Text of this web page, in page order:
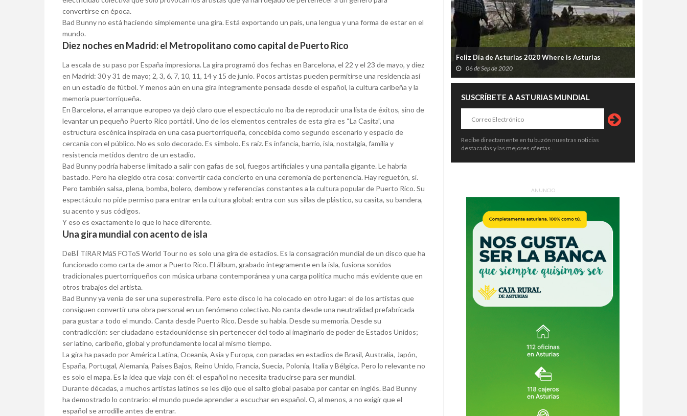
convertirse en época.
Bad Bunny no está haciendo simplemente una gira. Está exportando un país, una lengua y una forma de estar en el
mundo.
Diez noches en Madrid: el Metropolitano como capital de Puerto Rico
La escala de su paso por España impresiona. La gira programó dos fechas en Barcelona, el 22 y el 23 de mayo, y diez
en Madrid: 30 y 31 de mayo; 2, 3, 6, 7, 10, 11, 14 y 15 de junio. Pocos artistas pueden permitirse una residencia así
en un estadio de fútbol. Y menos aún en una gira íntegramente pensada desde el español, la cultura caribeña y la
memoria puertorriqueña.
En Barcelona, el arranque europeo ya dejó claro que el espectáculo no iba de reproducir una lista de éxitos, sino de
levantar un pequeño Puerto Rico portátil. Uno de los elementos centrales de esta gira es “La Casita”, una
estructura escénica inspirada en una casa puertorriqueña, concebida como segundo escenario y espacio de
cercanía con el público. No es solo decorado. Es símbolo. Es raíz. Es infancia, barrio, isla, nostalgia, familia y
resistencia metidos dentro de un estadio.
Bad Bunny podría haberse limitado a salir con gafas de sol, fuegos artificiales y una pantalla gigante. Le habría
bastado. Pero ha elegido otra cosa: convertir cada concierto en una ceremonia de pertenencia. Hay reguetón, sí.
Pero también salsa, plena, bomba, bolero, dembow y referencias constantes a la cultura popular de Puerto Rico. Su
espectáculo no pide permiso para entrar en la cultura global: entra con sus sillas de plástico, su casita, su bandera,
su acento y sus códigos.
Y eso es exactamente lo que lo hace diferente.
Una gira mundial con acento de isla
DeBÍ TiRAR MáS FOToS World Tour no es solo una gira de estadios. Es la consagración mundial de un disco que ha
funcionado como carta de amor a Puerto Rico. El álbum, grabado íntegramente en la isla, fusiona sonidos
tradicionales puertorriqueños con música urbana contemporánea y una carga política mucho más evidente que en
otros trabajos del artista.
Bad Bunny ya venía de ser una superestrella. Pero este disco lo ha colocado en otro lugar: el de los artistas que
consiguen convertir una obra personal en un fenómeno colectivo. No canta desde una neutralidad prefabricada
para gustar a todo el mundo. Canta desde Puerto Rico. Desde su habla. Desde su memoria. Desde su
contradicción: ser ciudadano estadounidense sin pertenecer del todo al imaginario de poder de Estados Unidos;
ser latino, caribeño, global y profundamente local al mismo tiempo.
La gira ha pasado por América Latina, Oceanía, Asia y Europa, con paradas en estadios de Brasil, Australia, Japón,
España, Portugal, Alemania, Países Bajos, Reino Unido, Francia, Suecia, Polonia, Italia y Bélgica. Pero lo relevante no
es solo el mapa. Es la idea que viaja con él: el español no necesita traducirse para ser mundial.
Durante décadas, a muchos artistas latinos se les dijo que el salto global pasaba por cantar en inglés. Bad Bunny
ha demostrado lo contrario: el mundo puede aprender a escuchar en español. O, al menos, a no exigir que el
español se arrodille antes de entrar.
Feliz Día de Asturias 2020 Where is Asturias
06 de Sep de 2020
SUSCRÍBETE A ASTURIAS MUNDIAL
Recibe directamente en tu buzón nuestras noticias
destacadas y las mejores ofertas.
ANUNCIO